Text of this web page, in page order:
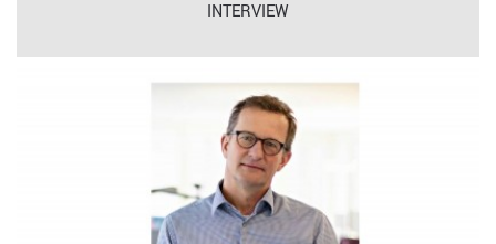
INTERVIEW